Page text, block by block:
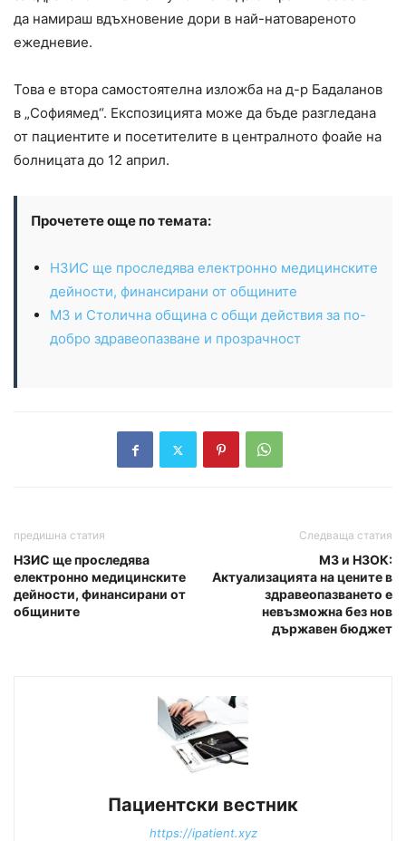
да намираш вдъхновение дори в най-натовареното
ежедневие.
Това е втора самостоятелна изложба на д-р Бадаланов
в „Софиямед“. Експозицията може да бъде разгледана
от пациентите и посетителите в централното фоайе на
болницата до 12 април.
Прочетете още по темата:
НЗИС ще проследява електронно медицинските
дейности, финансирани от общините
МЗ и Столична община с общи действия за по-
добро здравеопазване и прозрачност
предишна статия
НЗИС ще проследява
електронно медицинските
дейности, финансирани от
общините
Следваща статия
МЗ и НЗОК:
Актуализацията на цените в
здравеопазването е
невъзможна без нов
държавен бюджет
Пациентски вестник
https://ipatient.xyz